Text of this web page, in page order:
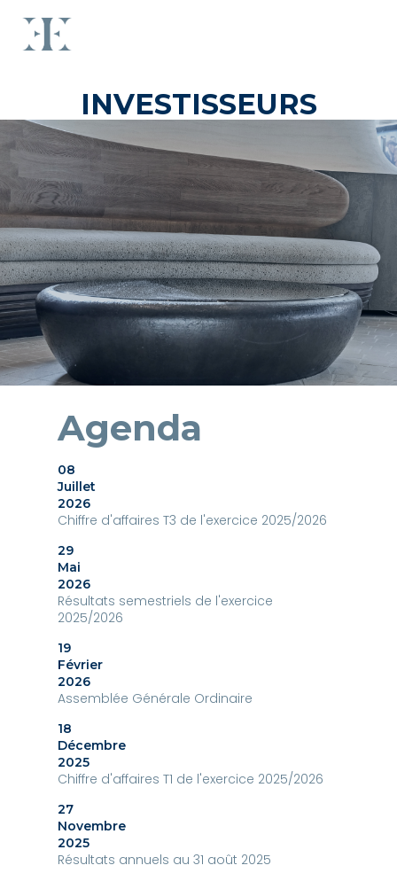
INVESTISSEURS
Agenda
08
Juillet
2026
Chiffre d'affaires T3 de l'exercice 2025/2026
29
Mai
2026
Résultats semestriels de l'exercice
2025/2026
19
Février
2026
Assemblée Générale Ordinaire
18
Décembre
2025
Chiffre d'affaires T1 de l'exercice 2025/2026
27
Novembre
2025
Résultats annuels au 31 août 2025